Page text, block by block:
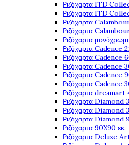
Ριζόχαρτα ITD
Ριζόχαρτα ITD
Ριζόχαρτα
Ριζόχαρτα
Ριζόχαρτα
Ριζόχαρτα Cadence
Ριζόχαρτα Cadence
Ριζόχαρτα Cadence
Ριζόχαρτα Cadence
Ριζόχαρτα Cadence
Ριζόχαρτα dreamart
Ριζόχαρτα Diamond
Ριζόχαρτα Diamond
Ριζόχαρτα Diamond
Ριζόχαρτα 90X90 εκ.
Ριζόχαρτα Deluxe